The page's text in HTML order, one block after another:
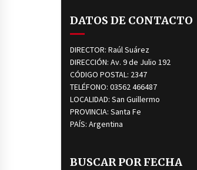
DATOS DE CONTACTO
DIRECTOR: Raúl Suárez
DIRECCIÓN: Av. 9 de Julio 192
CÓDIGO POSTAL: 2347
TELÉFONO: 03562 466487
LOCALIDAD: San Guillermo
PROVINCIA: Santa Fe
PAÍS: Argentina
BUSCAR POR FECHA